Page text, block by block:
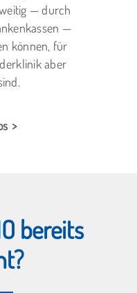
— durch
—
können, für
aber
bereits